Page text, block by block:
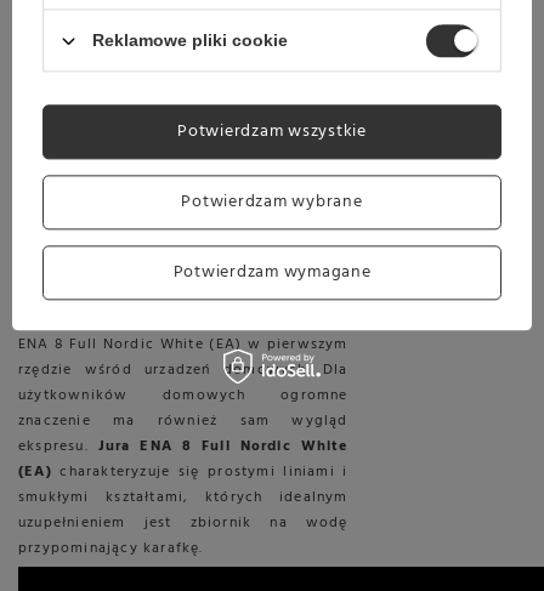
automatyczny ekspres do kawy, stworzony
łatwością znajdzie dla siebie miejsce w
każdej kuchni, a łatwa obsługa przy użyciu
dotykowego wyświetlacza nie wymaga od
nas żadnych specjalnych umiejętności.
Zaawansowane technologie, takie jak
technologia gładkiej pianki czy
profesjonalny młynek Aroma wzbogaca
możliwość przygotowania dwóch filiżanek
ENA 8 Full Nordic White (EA) w pierwszym
rzędzie wśród urzadzeń domowych. Dla
użytkowników domowych ogromne
znaczenie ma również sam wygląd
ekspresu. Jura ENA 8 Full Nordic White
(EA) charakteryzuje się prostymi liniami i
smukłymi kształtami, których idealnym
uzupełnieniem jest zbiornik na wodę
przypominający karafkę.
Reklamowe pliki cookie
Potwierdzam wybrane
Potwierdzam wymagane
Potwierdzam wszystkie